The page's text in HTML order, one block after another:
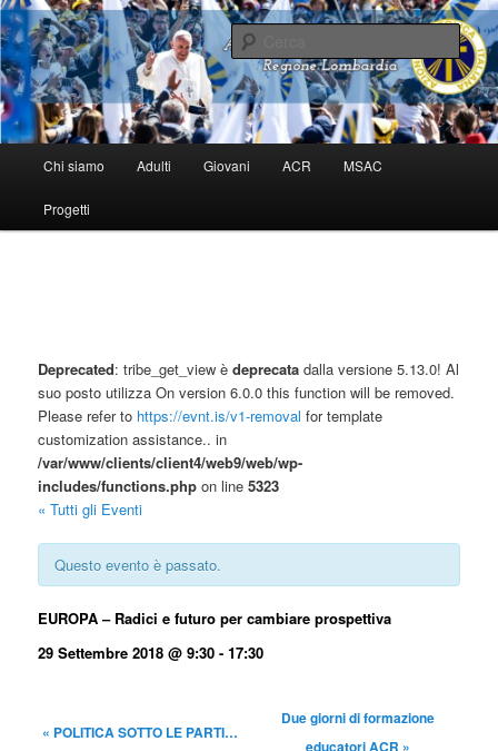
Vai
al
contenuto
principaleDelegazione Regionale Lombardia –
Azione Cattolica Italiana
Cerca
u
Chi siamo Adulti Giovani ACR MSAC
Progetti
Deprecated: tribe_get_view èdeprecata dalla versione 5.13.0! Al
suo posto utilizza On version 6.0.0 this function will be removed.
Please refer to https://evnt.is/v1-removal for template
customization assistance.. in
/var/www/clients/client4/web9/web/wp-
includes/functions.php on line5323
« Tutti gli Eventi
Questo evento è passato.
EUROPA – Radici e futuro per cambiare prospettiva
29 Settembre 2018 @ 9:30 -17:30
« POLITICA SOTTO LE PARTI…
Due giorni di formazione
educatori ACR »